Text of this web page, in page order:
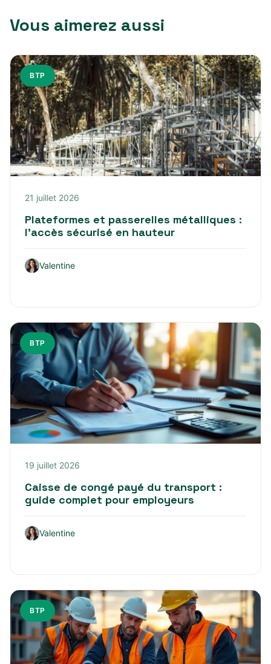
Vous aimerez aussi
BTP
21 juillet 2026
Plateformes et passerelles métalliques :
l’accès sécurisé en hauteur
Valentine
BTP
19 juillet 2026
Caisse de congé payé du transport :
guide complet pour employeurs
Valentine
BTP